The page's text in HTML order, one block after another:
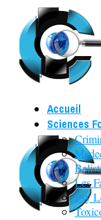
Accueil
Sciences
Les
Psy